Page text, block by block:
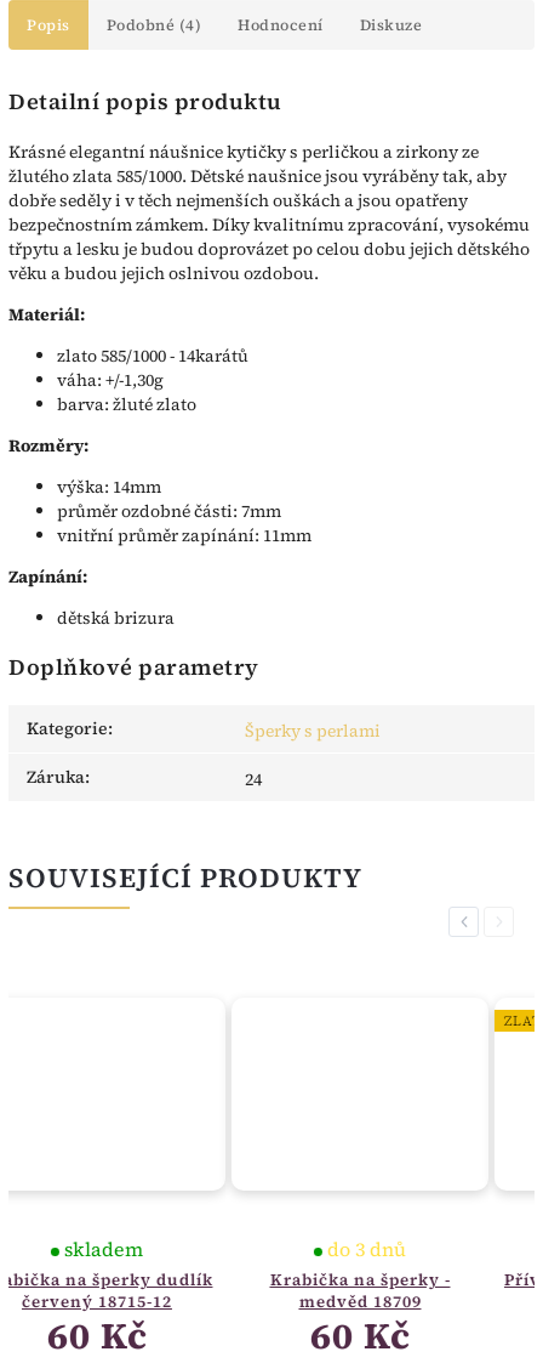
Popis Podobné (4) Hodnocení Diskuze
Detailní popis produktu
Krásné elegantní náušnice kytičky s perličkou a zirkony ze
žlutého zlata 585/1000. Dětské naušnice jsou vyráběny tak, aby
dobře seděly i v těch nejmenších ouškách a jsou opatřeny
bezpečnostním zámkem. Díky kvalitnímu zpracování, vysokému
třpytu a lesku je budou doprovázet po celou dobu jejich dětského
věku a budou jejich oslnivou ozdobou.
Materiál:
zlato 585/1000 - 14karátů
váha: +/-1,30g
barva: žluté zlato
Rozměry:
výška: 14mm
průměr ozdobné části: 7mm
vnitřní průměr zapínání: 11mm
Zapínání:
dětská brizura
Doplňkové parametry
Kategorie:
Šperky s perlami
Záruka: 24
SOUVISEJÍCÍ PRODUKTY
Previous
Krabička na šperky -
medvěd 18709
do 3 dnů
60 Kč
Přívěšek bílé zlato s perlou
12.201.00022
na dotaz
7 728 Kč
Next